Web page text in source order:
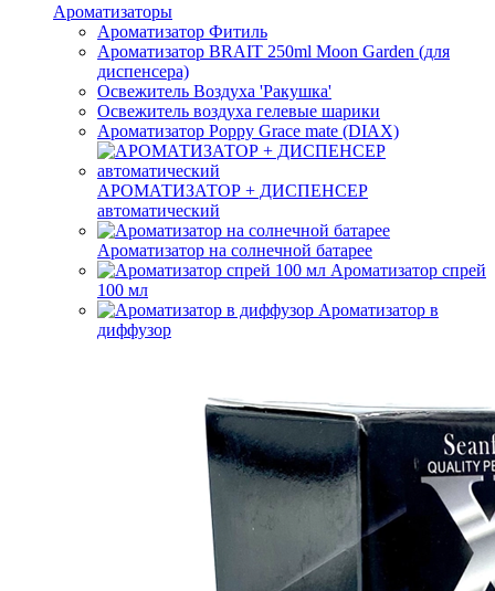
Ароматизаторы
Ароматизатор Фитиль
Ароматизатор BRAIT 250ml Moon Garden (для
диспенсера)
Освежитель Воздуха 'Ракушка'
Освежитель воздуха гелевые шарики
Ароматизатор Poppy Grace mate (DIAX)
АРОМАТИЗАТОР + ДИСПЕНСЕР
автоматический
Ароматизатор на солнечной батарее
Ароматизатор спрей
100 мл
Ароматизатор в
диффузор